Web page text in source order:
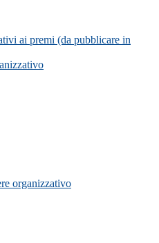
ai premi (da pubblicare in
organizzativo